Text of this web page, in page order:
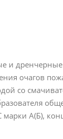
и
очагов
со
А(Б),